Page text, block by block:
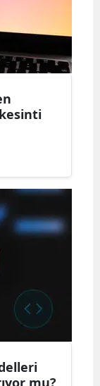
Zonguldak
Batman
Şırnak
Iğdır
Yalova
mu?